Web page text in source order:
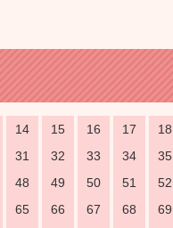
14 15 16 17 18
31 32 33 34 35
48 49 50 51 52
65 66 67 68 69